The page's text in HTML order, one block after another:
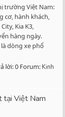
trường Việt Nam:
cơ, hành khách,
Kia K3,
hàng ngày.
dòng xe phổ
lời: 0 Forum:Kinh
tại Việt Nam